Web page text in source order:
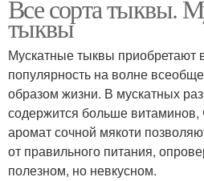
Все сорта тыквы.
тыквы
Мускатные тыквы приобретают
популярность на волне
образом жизни. В мускатных
содержится больше витаминов,
аромат сочной мякоти
от правильного питания,
полезном, но невкусном.